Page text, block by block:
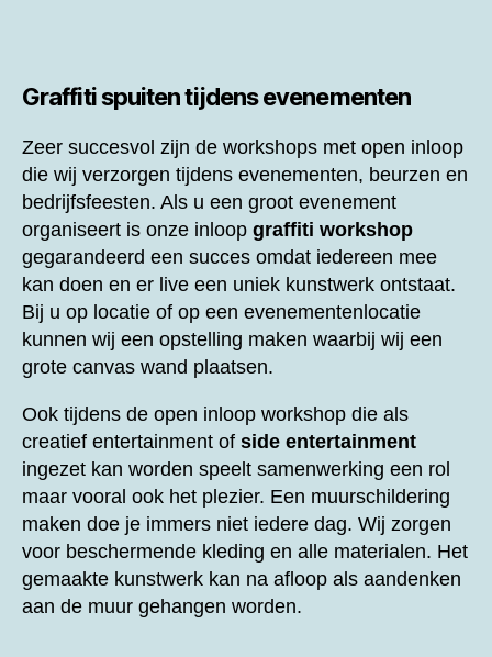
Graffiti spuiten tijdens evenementen
Zeer succesvol zijn de workshops met open inloop
die wij verzorgen tijdens evenementen, beurzen en
bedrijfsfeesten. Als u een groot evenement
organiseert is onze inloop graffiti workshop
gegarandeerd een succes omdat iedereen mee
kan doen en er live een uniek kunstwerk ontstaat.
Bij u op locatie of op een evenementenlocatie
kunnen wij een opstelling maken waarbij wij een
grote canvas wand plaatsen.
Ook tijdens de open inloop workshop die als
creatief entertainment of side entertainment
ingezet kan worden speelt samenwerking een rol
maar vooral ook het plezier. Een muurschildering
maken doe je immers niet iedere dag. Wij zorgen
voor beschermende kleding en alle materialen. Het
gemaakte kunstwerk kan na afloop als aandenken
aan de muur gehangen worden.